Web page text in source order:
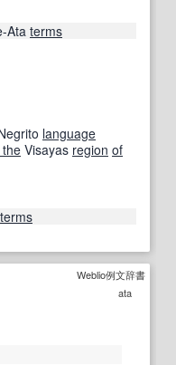
Ataterms
language
Visayas region of
terms
Weblio例文辞書
ata